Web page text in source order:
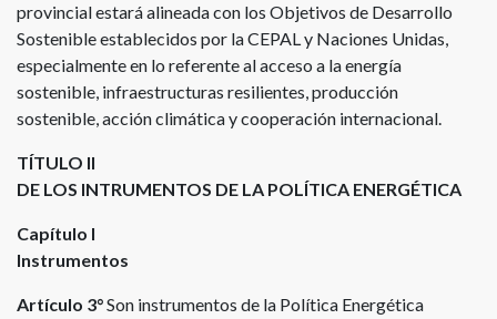
provincial estará alineada con los Objetivos de Desarrollo
Sostenible establecidos por la CEPAL y Naciones Unidas,
especialmente en lo referente al acceso a la energía
sostenible, infraestructuras resilientes, producción
sostenible, acción climática y cooperación internacional.
TÍTULO II
DE LOS INTRUMENTOS DE LA POLÍTICA ENERGÉTICA
Capítulo I
Instrumentos
Artículo 3°Son instrumentos de la Política Energética